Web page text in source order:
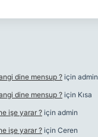
dine mensup ? için admin
dine mensup ? için Kısa
işe yarar ? için admin
işe yarar ? için Ceren